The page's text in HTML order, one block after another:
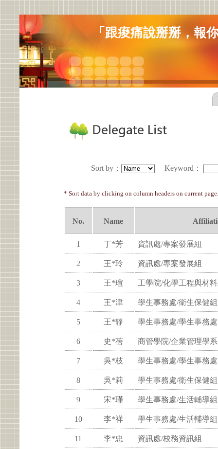
「跟痠痛說掰掰，報
Sort by： Keyword ：
* Sort data by clicking on column headers on current page.
No. Name
1 丁*芳 資訊處/專案發展組
2 王*玲 資訊處/專案發展組
3 王*瑄 工學院/化學工程與材
4 王*津 學生事務處/衛生保健組
5 王*靜 學生事務處/學生事務處
6 史*蓓 商管學院/企業管理學系
7 吳*枝 學生事務處/學生事務處
8 吳*莉 學生事務處/衛生保健組
9 宋*瑾 學生事務處/生活輔導組
10 李*祥 學生事務處/生活輔導組
11 李*忠 資訊處/校務資訊組